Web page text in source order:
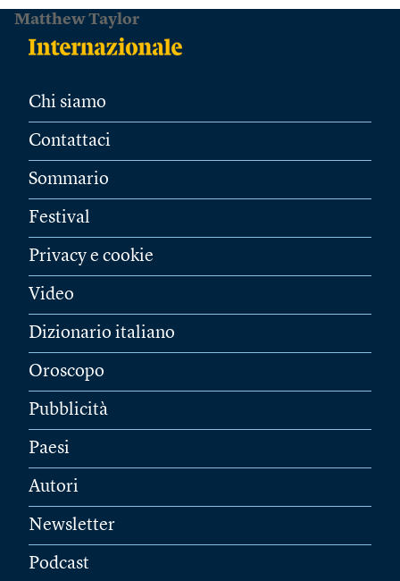
Matthew Taylor
Chi siamo
Contattaci
Sommario
Festival
Privacy e cookie
Video
Dizionario italiano
Oroscopo
Pubblicità
Paesi
Autori
Newsletter
Podcast